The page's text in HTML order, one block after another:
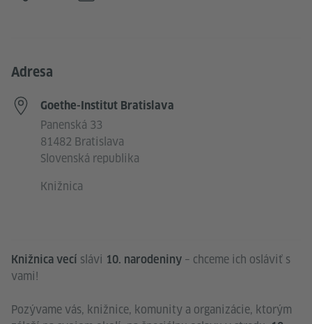
Knižnica vecí slávi 10. narodeniny – chceme ich osláviť s
vami!
Pozývame vás, knižnice, komunity a organizácie, ktorým
Adresa
Goethe-Institut Bratislava
Panenská 33
81482 Bratislava
Slovenská republika
Knižnica